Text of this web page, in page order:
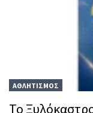
ΑΘΛΗΤΙΣΜΟΣ
Το